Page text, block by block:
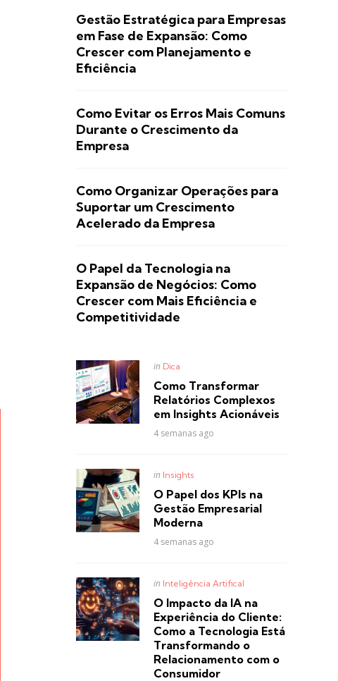
Gestão Estratégica para Empresas
em Fase de Expansão: Como
Crescer com Planejamento e
Eficiência
Como Evitar os Erros Mais Comuns
Durante o Crescimento da
Empresa
Como Organizar Operações para
Suportar um Crescimento
Acelerado da Empresa
O Papel da Tecnologia na
Expansão de Negócios: Como
Crescer com Mais Eficiência e
Competitividade
Posted
in Dica
Como Transformar
Relatórios Complexos
em Insights Acionáveis
4 semanas ago
Posted
in Insights
O Papel dos KPIs na
Gestão Empresarial
Moderna
4 semanas ago
Posted
in Inteligência Artifical
O Impacto da IA na
Experiência do Cliente:
Como a Tecnologia Está
Transformando o
Relacionamento com o
Consumidor